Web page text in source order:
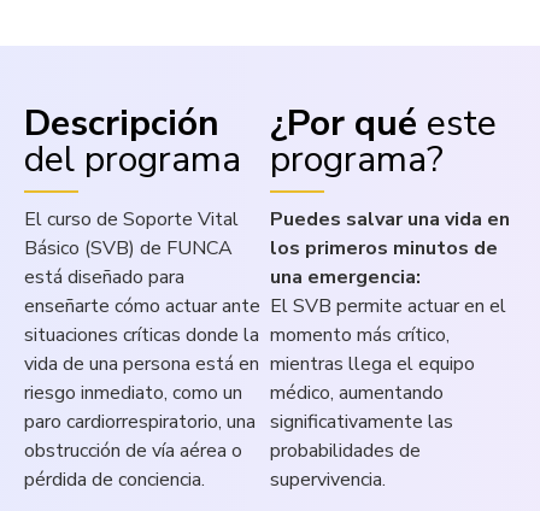
Descripción
del programa
El curso de Soporte Vital
Básico (SVB) de FUNCA
está diseñado para
enseñarte cómo actuar ante
situaciones críticas donde la
vida de una persona está en
riesgo inmediato, como un
paro cardiorrespiratorio, una
obstrucción de vía aérea o
pérdida de conciencia.
¿Por qué este
programa?
Puedes salvar una vida en
los primeros minutos de
una emergencia:
El SVB permite actuar en el
momento más crítico,
mientras llega el equipo
médico, aumentando
significativamente las
probabilidades de
supervivencia.